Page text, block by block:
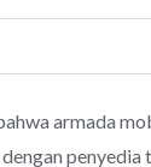
armada